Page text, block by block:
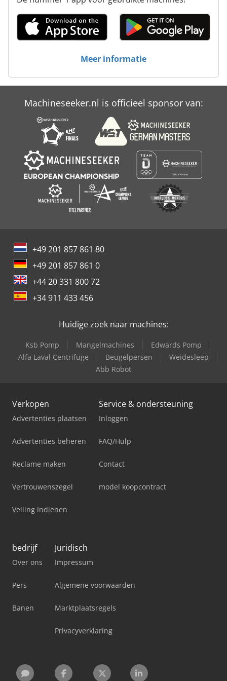
Zak Vacuüm Pers
Meer informatie
Machineseeker.nl is officieel sponsor van:
+49 201 857 861 80
+49 201 857 861 0
+44 20 331 800 72
+34 911 433 456
Huidige zoek naar machines:
Ksb Pomp Mangelmachines
Edwards Pomp
Alfa Laval Centrifuge
Beugelpersen
Weidesleep
Abb Robot
Verkopen
Advertenties plaatsen
Advertenties beheren
Reclame maken
Vertrouwenszegel
Veiling indienen
Service & ondersteuning
Inloggen
FAQ/Hulp
Contact
model koopcontract
bedrijf
Over ons
Pers
Banen
Juridisch
Impressum
Algemene voorwaarden
Marktplaatsregels
Privacyverklaring